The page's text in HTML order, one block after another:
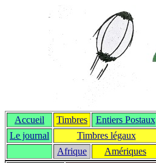
Accueil Timbres Entiers Postaux
Le journal
Timbres légaux
Afrique
Amériques